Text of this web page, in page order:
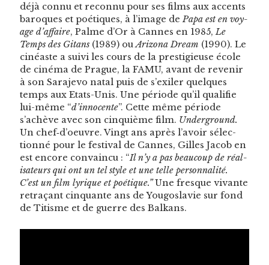
déjà con­nu et recon­nu pour ses films aux accents
baro­ques et poé­tiques, à l’image dePapa est en voy­
age d’affaire, Palme d’Or à Cannes en 1985,Le
Temps des Gitans (1989) ouAri­zona Dream (1990). Le
cinéaste a suivi les cours de la pres­tigieuse école
de ciné­ma de Prague, la FAMU, avant de revenir
à son Sara­je­vo natal puis de s’exiler quelques
temps aux Etats-Unis. Une péri­ode qu’il qual­i­fie
lui-même “d’innocente”. Cette même péri­ode
s’achève avec son cinquième film. Under­ground.
Un chef‑d’oeuvre. Vingt ans après l’avoir sélec­
tion­né pour le fes­ti­val de Cannes, Gilles Jacob en
est encore con­va­in­cu : “Il n’y a pas beau­coup de réal­
isa­teurs qui ont un tel style et une telle per­son­nal­ité.
C’est un film lyrique et poé­tique.”Une fresque vivante
retraçant cinquante ans de Yougoslavie sur fond
de Titisme et de guerre des Balkans.